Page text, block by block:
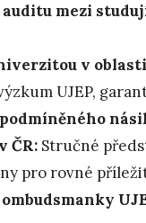
mezi
v
UJEP,
ČR: Stručné
pro rovné